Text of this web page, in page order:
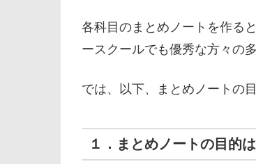
各科目のまとめノートを作る
ースクールでも優秀な方々の
では、以下、まとめノートの
１．まとめノートの目的